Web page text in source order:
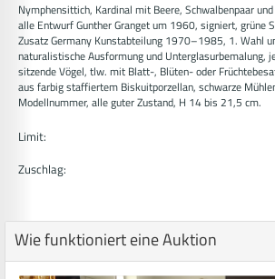
Nymphensittich, Kardinal mit Beere, Schwalbenpaar
alle Entwurf Gunther Granget um 1960, signiert, grüne
Zusatz Germany Kunstabteilung 1970–1985, 1. Wahl
naturalistische Ausformung und Unterglasurbemalung,
sitzende Vögel, tlw. mit Blatt-, Blüten- oder
aus farbig staffiertem Biskuitporzellan, schwarze
Modellnummer, alle guter Zustand, H 14 bis 21,5 cm.
Limit:
Zuschlag:
Wie funktioniert eine Auktion